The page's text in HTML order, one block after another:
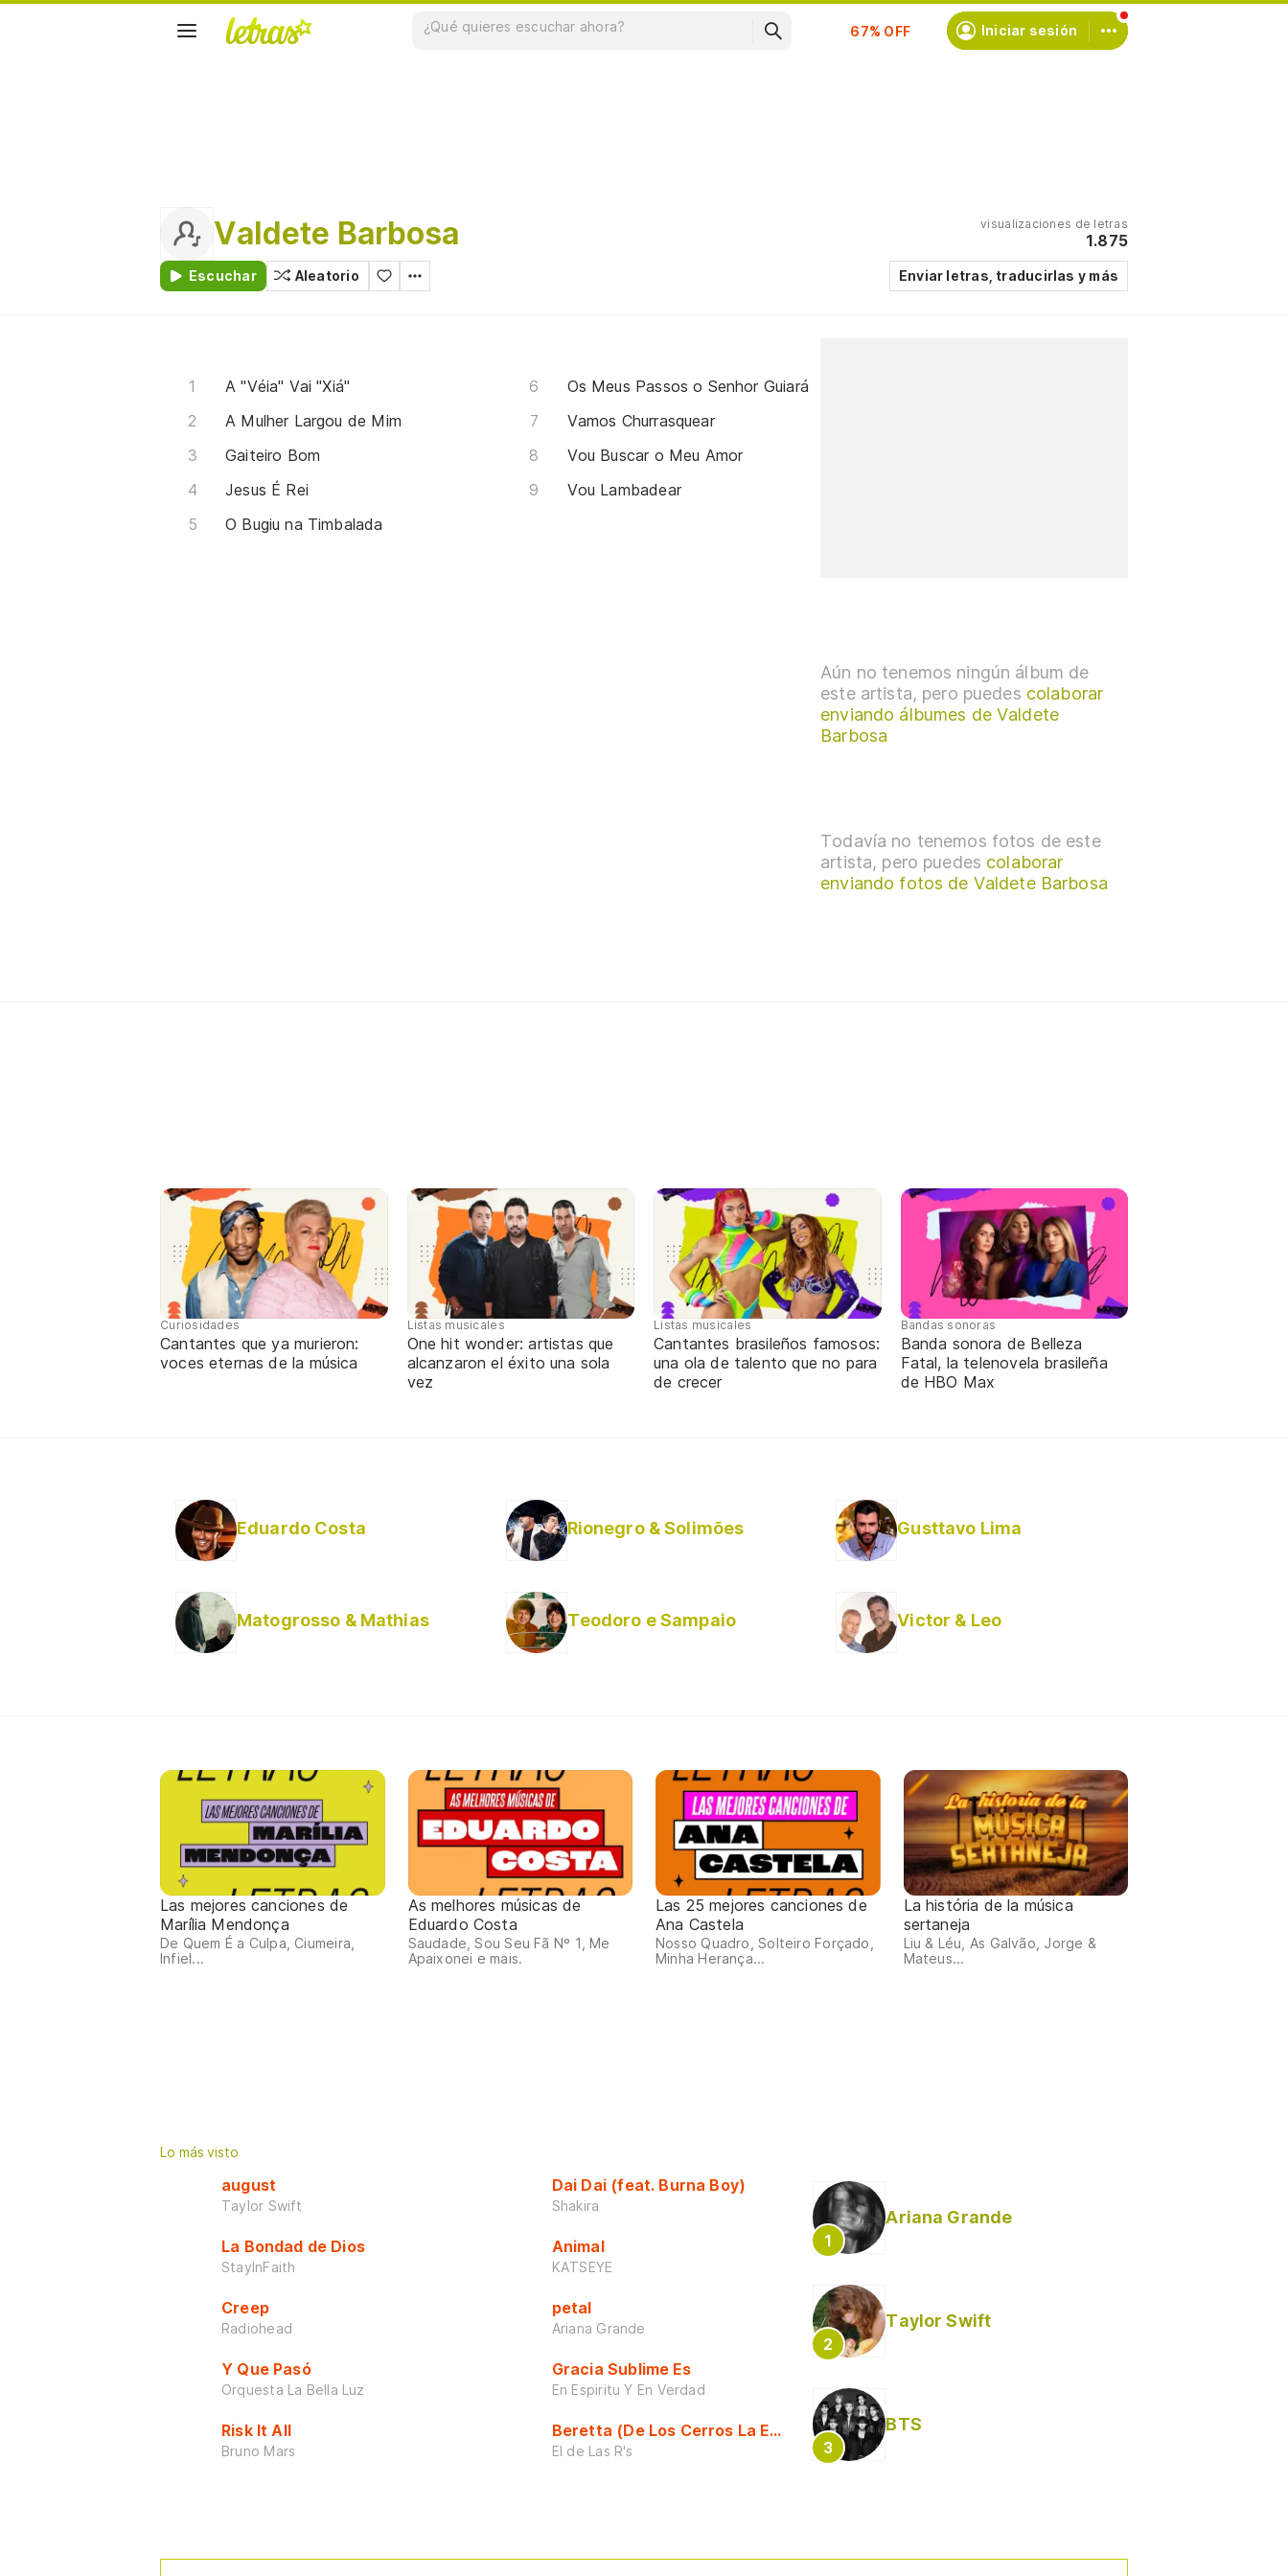
Suscríbete Iniciar sesión
Valdete Barbosa
Escuchar Aleatorio
visualizaciones de letras
1.875
Enviar letras, traducirlas y más
A "Véia" Vai "Xiá"
A Mulher Largou de Mim
Gaiteiro Bom
Jesus É Rei
O Bugiu na Timbalada
Os Meus Passos o Senhor Guiará
Vamos Churrasquear
Vou Buscar o Meu Amor
Vou Lambadear
Aún no tenemos ningún álbum de
este artista, pero puedes colaborar
enviando álbumes de Valdete
Barbosa
Todavía no tenemos fotos de este
artista, pero puedes colaborar
enviando fotos de Valdete Barbosa
Curiosidades
Cantantes que ya murieron:
voces eternas de la música
Listas musicales
One hit wonder: artistas que
alcanzaron el éxito una sola
vez
Listas musicales
Cantantes brasileños famosos:
una ola de talento que no para
de crecer
Bandas sonoras
Banda sonora de Belleza
Fatal, la telenovela brasileña
de HBO Max
Eduardo Costa Rionegro & Solimões Gusttavo Lima
Matogrosso & Mathias Teodoro e Sampaio Victor & Leo
Las mejores canciones de
Marília Mendonça
De Quem É a Culpa, Ciumeira,
Infiel...
As melhores músicas de
Eduardo Costa
Saudade, Sou Seu Fã Nº 1, Me
Apaixonei e mais.
Las 25 mejores canciones de
Ana Castela
Nosso Quadro, Solteiro Forçado,
Minha Herança...
La história de la música
sertaneja
Liu & Léu, As Galvão, Jorge &
Mateus...
Lo más visto
august
Taylor Swift
La Bondad de Dios
StayInFaith
Creep
Radiohead
Y Que Pasó
Orquesta La Bella Luz
Risk It All
Bruno Mars
Dai Dai (feat. Burna Boy)
Shakira
Animal
KATSEYE
petal
Ariana Grande
Gracia Sublime Es
En Espiritu Y En Verdad
Beretta (De Los Cerros La Escuela)
El de Las R's
Ariana Grande
Taylor Swift
BTS